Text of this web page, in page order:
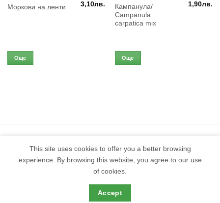
Моркови на ленти 3,10лв.
Още
Кампанула/
Campanula
carpatica mix
1,90лв.
Още
Срокове и Доставка
Copyright 2026 BioGardn.Com
This site uses cookies to offer you a better browsing
experience. By browsing this website, you agree to our use
of cookies.
Accept